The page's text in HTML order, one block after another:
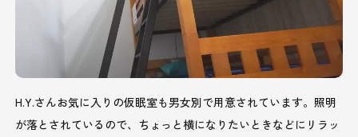
H.Y.さんお気に入りの仮眠室も男女別で用意されています。照明
が落とされているので、ちょっと横になりたいときなどにリラッ